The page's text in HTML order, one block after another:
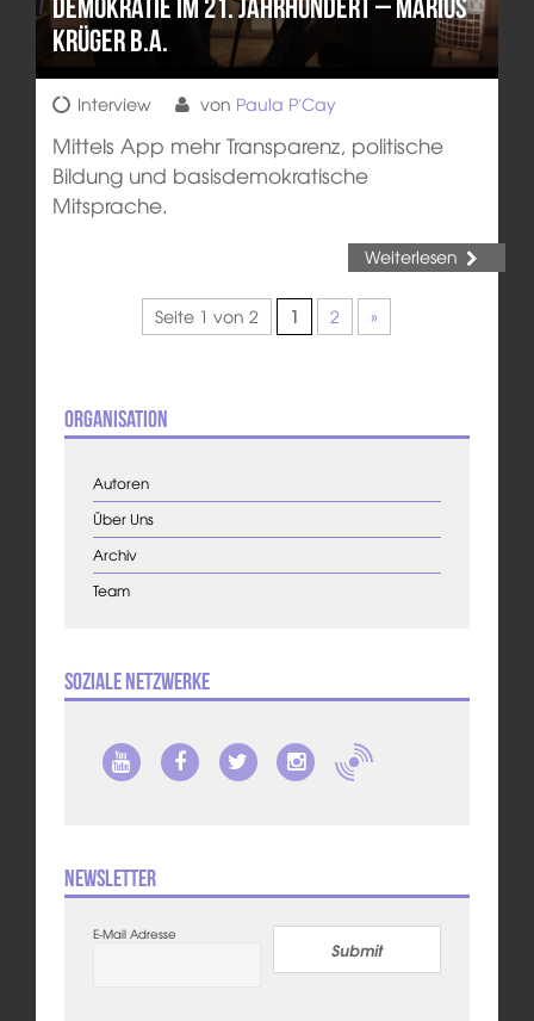
Demokratie im 21. Jahrhundert – Marius
Krüger B.A.
Interview von Paula P'Cay
Mittels App mehr Transparenz, politische
Bildung und basisdemokratische
Mitsprache.
Weiterlesen
Seite 1 von 2 1 2 »
Organisation
Autoren
Über Uns
Archiv
Team
Soziale Netzwerke
Newsletter
E-Mail Adresse
Submit